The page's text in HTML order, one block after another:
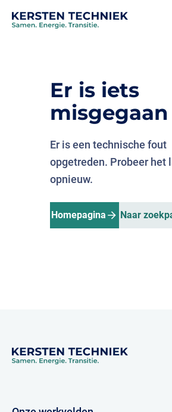
Over ons
ProjectenEr is iets
misgegaan
Er is een technische fout
opgetreden. Probeer het
opnieuw.
Homepagina Naar